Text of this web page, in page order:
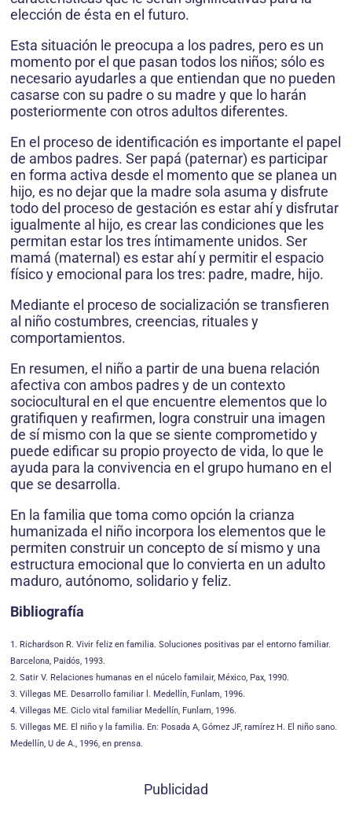
elección de ésta en el futuro.
Esta situación le preocupa a los padres, pero es un
momento por el que pasan todos los niños; sólo es
necesario ayudarles a que entiendan que no pueden
casarse con su padre o su madre y que lo harán
posteriormente con otros adultos diferentes.
En el proceso de identificación es importante el papel
de ambos padres. Ser papá (paternar) es participar
en forma activa desde el momento que se planea un
hijo, es no dejar que la madre sola asuma y disfrute
todo del proceso de gestación es estar ahí y disfrutar
igualmente al hijo, es crear las condiciones que les
permitan estar los tres íntimamente unidos. Ser
mamá (maternal) es estar ahí y permitir el espacio
físico y emocional para los tres: padre, madre, hijo.
Mediante el proceso de socialización se transfieren
al niño costumbres, creencias, rituales y
comportamientos.
En resumen, el niño a partir de una buena relación
afectiva con ambos padres y de un contexto
sociocultural en el que encuentre elementos que lo
gratifiquen y reafirmen, logra construir una imagen
de sí mismo con la que se siente comprometido y
puede edificar su propio proyecto de vida, lo que le
ayuda para la convivencia en el grupo humano en el
que se desarrolla.
En la familia que toma como opción la crianza
humanizada el niño incorpora los elementos que le
permiten construir un concepto de sí mismo y una
estructura emocional que lo convierta en un adulto
maduro, autónomo, solidario y feliz.
Bibliografía
1. Richardson R. Vivir feliz en familia. Soluciones positivas par el entorno familiar.
Barcelona, Paidós, 1993.
2. Satir V. Relaciones humanas en el núcelo familair, México, Pax, 1990.
3. Villegas ME. Desarrollo familiar l. Medellín, Funlam, 1996.
4. Villegas ME. Ciclo vital familiar Medellín, Funlam, 1996.
5. Villegas ME. El niño y la familia. En: Posada A, Gómez JF, ramírez H. El niño sano.
Medellín, U de A., 1996, en prensa.
Publicidad